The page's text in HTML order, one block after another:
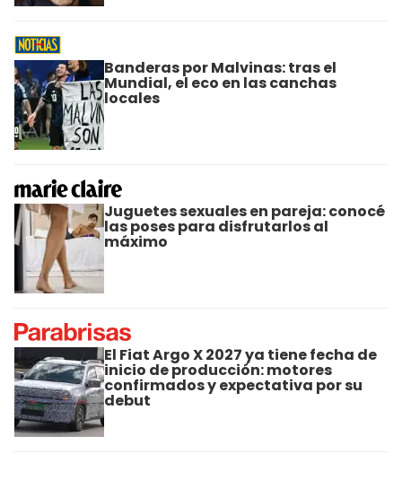
Banderas por Malvinas: tras el
Mundial, el eco en las canchas
locales
Juguetes sexuales en pareja: conocé
las poses para disfrutarlos al
máximo
El Fiat Argo X 2027 ya tiene fecha de
inicio de producción: motores
confirmados y expectativa por su
debut